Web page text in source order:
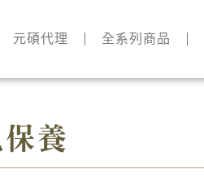
元碩代理 全系列商品
養